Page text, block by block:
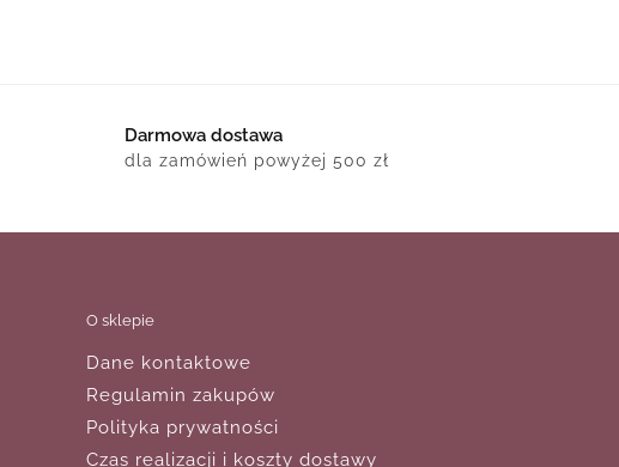
Darmowa dostawa
dla zamówień powyżej 500 zł
O sklepie
Dane kontaktowe
Regulamin zakupów
Polityka prywatności
Czas realizacji i koszty dostawy